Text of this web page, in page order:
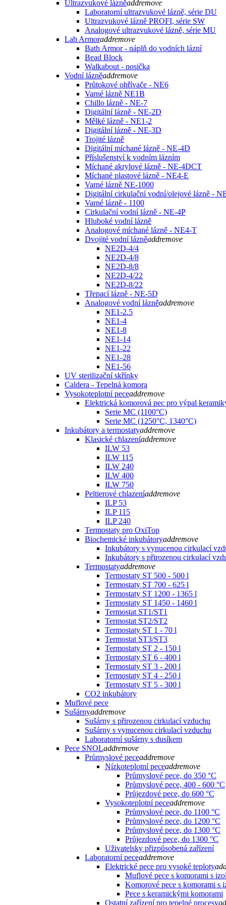
Ultrazvukové lázněaddremove
Laboratorní ultrazvukové lázně, série DU
Ultrazvukové lázně PROFI, série SW
Analogové ultrazvukové lázně, série MU
Lab Armoraddremove
Bath Armor - náplň do vodních lázní
Bead Block
Walkabout - nosička
Vodní lázněaddremove
Průtokové ohřívače - NE6
Varné lázně NE1B
Chillo lázně - NE-7
Digitální lázně - NE-2D
Mělké lázně - NE1-2
Digitální lázně - NE-3D
Trojité lázně
Digitální míchané lázně - NE-4D
Příslušenství k vodním lázním
Míchané akrylové lázně - NE-4DCT
Míchané plastové lázně - NE4-E
Varné lázně NE-1000
Digitální cirkulační vodní/olejové lázně -
Varné lázně - 1100
Cirkulační vodní lázně - NE-4P
Hluboké vodní lázně
Analogové míchané lázně - NE4-T
Dvojité vodní lázněaddremove
NE2D-4/4
NE2D-4/8
NE2D-8/8
NE2D-4/22
NE2D-8/22
Třepací lázně - NE-5D
Analogové vodní lázněaddremove
NE1-2.5
NE1-4
NE1-8
NE1-14
NE1-22
NE1-28
NE1-56
UV sterilizační skřínky
Caldera - Tepelná komora
Vysokoteplotní peceaddremove
Elektrická komorová pec pro výpal
Serie MC (1100°C)
Serie MC (1250°C, 1340°C)
Inkubátory a termostatyaddremove
Klasické chlazeníaddremove
ILW 53
ILW 115
ILW 240
ILW 400
ILW 750
Peltierové chlazeníaddremove
ILP 53
ILP 115
ILP 240
Termostaty pro OxiTop
Biochemické inkubátoryaddremove
Inkubátory s vynucenou cirkulací
Inkubátory s přirozenou cirkulací
Termostatyaddremove
Termostaty ST 500 - 500 l
Termostaty ST 700 - 625 l
Termostaty ST 1200 - 1365 l
Termostaty ST 1450 - 1460 l
Termostat ST1/ST1
Termostat ST2/ST2
Termostaty ST 1 - 70 l
Termostat ST3/ST3
Termostaty ST 2 - 150 l
Termostaty ST 6 - 400 l
Termostaty ST 3 - 200 l
Termostaty ST 4 - 250 l
Termostaty ST 5 - 300 l
CO2 inkubátory
Muflové pece
Sušárnyaddremove
Sušárny s přirozenou cirkulací vzduchu
Sušárny s vynucenou cirkulací vzduchu
Laboratorní sušárny s dusíkem
Pece SNOLaddremove
Průmyslové peceaddremove
Nízkoteplotní peceaddremove
Průmyslové pece, do 350 °C
Průmyslové pece, 400 - 600 °C
Průjezdové pece, do 600 °C
Vysokoteplotní peceaddremove
Průmyslové pece, do 1100 °C
Průmyslové pece, do 1200 °C
Průmyslové pece, do 1300 °C
Průjezdové pece, do 1300 °C
Uživatelsky přizpůsobená zařízení
Laboratorní peceaddremove
Elektrické pece pro vysoké teploty
Muflové pece s komorami s
Komorové pece s komorami s
Pece s keramickými komorami
Ostatní zařízení pro tepelné procesy